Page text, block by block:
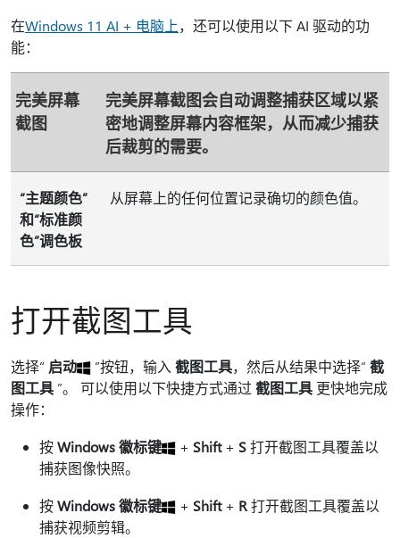
在Windows 11 AI + 电脑上，还可以使用以下 AI 驱动的功
能：
完美屏幕
截图
完美屏幕截图会自动调整捕获区域以紧
密地调整屏幕内容框架，从而减少捕获
后裁剪的需要。
“主题颜色”
和“标准颜
色”调色板
从屏幕上的任何位置记录确切的颜色值。
打开截图工具
选择“ 启动 ”按钮，输入截图工具，然后从结果中选择“ 截
图工具 ”。 可以使用以下快捷方式通过 截图工具 更快地完成
操作：
按Windows 徽标键 + Shift+ S打开截图工具覆盖以
捕获图像快照。
按Windows 徽标键 + Shift+ R打开截图工具覆盖以
捕获视频剪辑。